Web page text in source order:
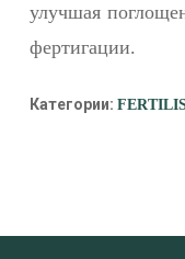
улучшая
фертигации.
Категории: